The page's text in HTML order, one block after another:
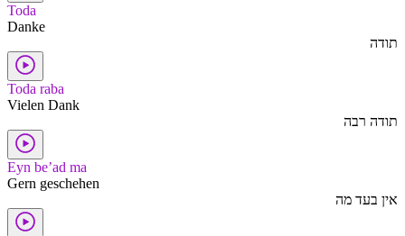
Toda
Danke
תודה
Toda raba
Vielen Dank
תודה רבה
Eyn be’ad ma
Gern geschehen
אין בעד מה